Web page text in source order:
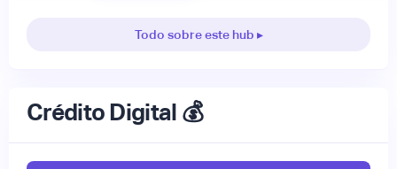
Todo sobre este hub ▸
Crédito Digital 💰